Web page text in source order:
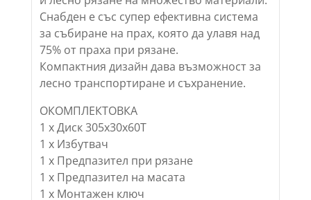
Снабден е със супер ефективна система
за събиране на прах, която да улавя над
75% от праха при рязане.
Компактния дизайн дава възможност за
лесно транспортиране и съхранение.
ОКОМПЛЕКТОВКА
1 х Диск 305х30х60Т
1 х Избутвач
1 х Предпазител при рязане
1 х Предпазител на масата
1 х Монтажен ключ